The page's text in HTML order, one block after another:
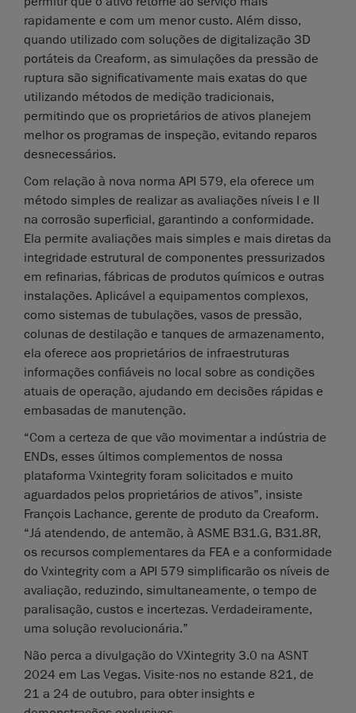
rapidamente e com um menor custo. Além disso,
quando utilizado com soluções de digitalização 3D
portáteis da Creaform, as simulações da pressão de
ruptura são significativamente mais exatas do que
utilizando métodos de medição tradicionais,
permitindo que os proprietários de ativos planejem
melhor os programas de inspeção, evitando reparos
desnecessários.
Com relação à nova norma API 579, ela oferece um
método simples de realizar as avaliações níveis I e II
na corrosão superficial, garantindo a conformidade.
Ela permite avaliações mais simples e mais diretas da
integridade estrutural de componentes pressurizados
em refinarias, fábricas de produtos químicos e outras
instalações. Aplicável a equipamentos complexos,
como sistemas de tubulações, vasos de pressão,
colunas de destilação e tanques de armazenamento,
ela oferece aos proprietários de infraestruturas
informações confiáveis no local sobre as condições
atuais de operação, ajudando em decisões rápidas e
embasadas de manutenção.
“Com a certeza de que vão movimentar a indústria de
ENDs, esses últimos complementos de nossa
plataforma Vxintegrity foram solicitados e muito
aguardados pelos proprietários de ativos”, insiste
François Lachance, gerente de produto da Creaform.
“Já atendendo, de antemão, à ASME B31.G, B31.8R,
os recursos complementares da FEA e a conformidade
do Vxintegrity com a API 579 simplificarão os níveis de
avaliação, reduzindo, simultaneamente, o tempo de
paralisação, custos e incertezas. Verdadeiramente,
uma solução revolucionária.”
Não perca a divulgação do VXintegrity 3.0 na ASNT
2024 em Las Vegas. Visite-nos no estande 821, de
21 a 24 de outubro, para obter insights e